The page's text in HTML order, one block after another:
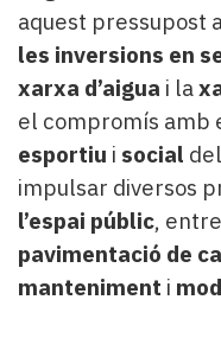
aquest pressupost
les inversions en
xarxa d’aigua i la
el compromís amb
esportiu i social
impulsar diversos
l’espai públic,
pavimentació de
manteniment i